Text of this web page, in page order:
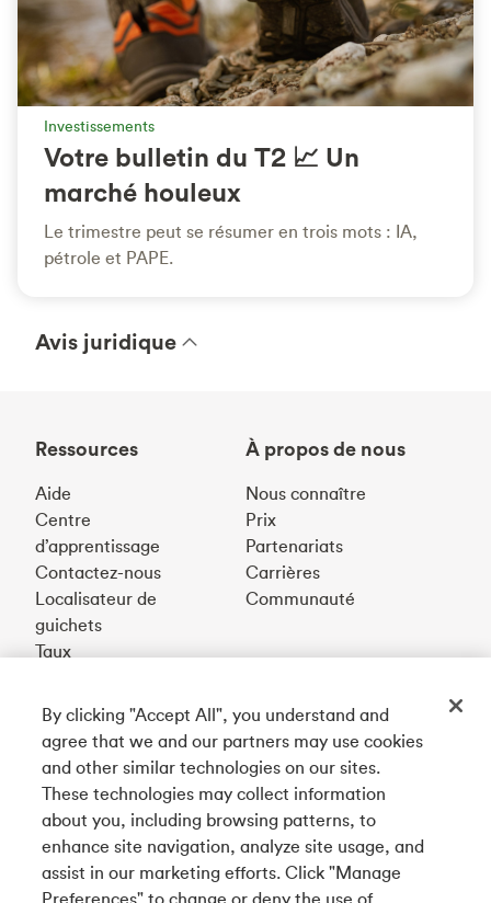
Investissements
Votre bulletin du T2 📈 Un
marché houleux
Le trimestre peut se résumer en trois mots : IA,
pétrole et PAPE.
Avis juridique
Ressources
Aide
Centre
d’apprentissage
Contactez-nous
Localisateur de
guichets
Taux
À propos de nous
Nous connaître
Prix
Partenariats
Carrières
Communauté
Téléchargez notre appli
Connectez-vous avec nous
By clicking "Accept All", you understand and
agree that we and our partners may use cookies
and other similar technologies on our sites.
These technologies may collect information
about you, including browsing patterns, to
enhance site navigation, analyze site usage, and
assist in our marketing efforts. Click "Manage
Preferences" to change or deny the use of